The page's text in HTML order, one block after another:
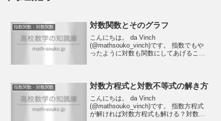
指数関数・対数関数 対数関数とそのグラフ
こんにちは。 da Vinch
(@mathsouko_vinch)です。 指数でもや
ったように対数も関数にしてあげること
す。$$y=...
指数関数・対数関数 対数方程式と対数不等式の解き方
こんにちは。 da Vinch
(@mathsouko_vinch)です。 指数方程式
が解ければ対数方程式も解ける？対数の